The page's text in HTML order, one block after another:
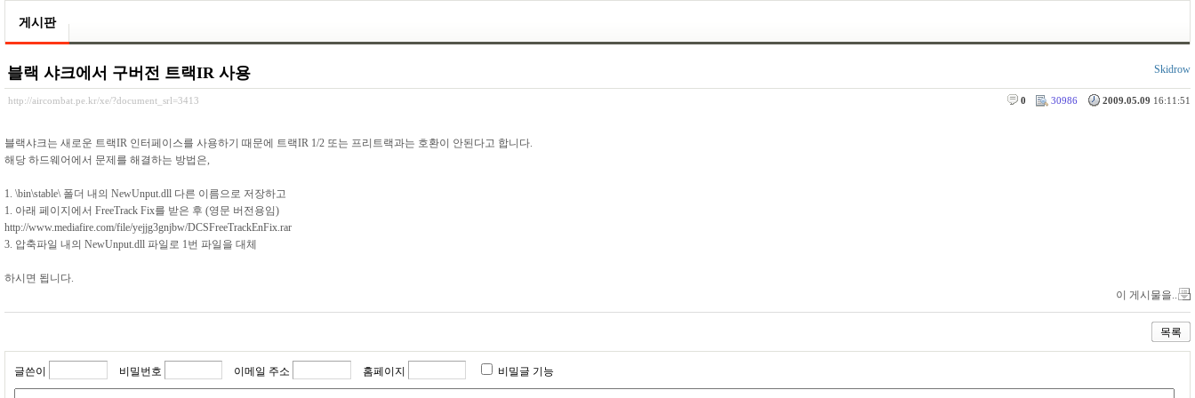
게시판
블랙 샤크에서 구버전 트랙IR 사용 Skidrow
http://aircombat.pe.kr/xe/?document_srl=3413 2009.05.09 16:11:51
30986
0
블랙샤크는 새로운 트랙IR 인터페이스를 사용하기 때문에 트랙IR 1/2 또는 프리트랙과는 호환이 안된다고 합니다.
해당 하드웨어에서 문제를 해결하는 방법은,
1. \bin\stable\ 폴더 내의 NewUnput.dll 다른 이름으로 저장하고
1. 아래 페이지에서 FreeTrack Fix를 받은 후 (영문 버전용임)
http://www.mediafire.com/file/yejjg3gnjbw/DCSFreeTrackEnFix.rar
3. 압축파일 내의 NewUnput.dll 파일로 1번 파일을 대체
하시면 됩니다.
이 게시물을..
목록
글쓴이 비밀번호 이메일 주소 홈페이지 비밀글 기능